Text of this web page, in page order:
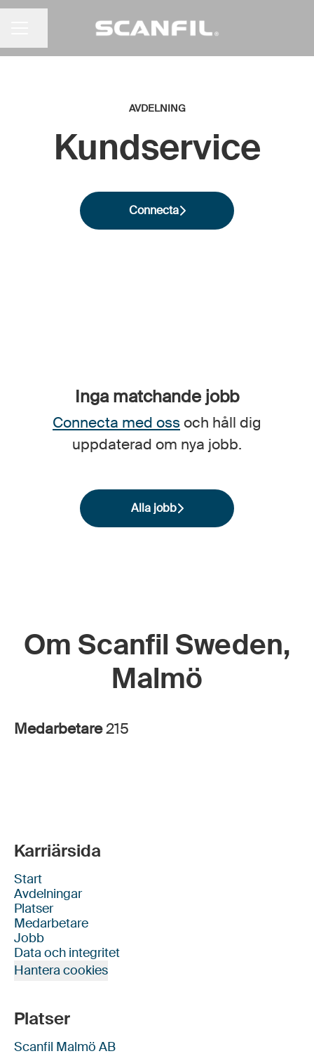
AVDELNING
Kundservice
Connecta
Inga matchande jobb
Connecta med ossoch håll dig
uppdaterad om nya jobb.
Alla jobb
Om Scanfil Sweden,
Malmö
Medarbetare215
Karriärsida
Start
Avdelningar
Platser
Medarbetare
Jobb
Data och integritet
Hantera cookies
Platser
Scanfil Malmö AB